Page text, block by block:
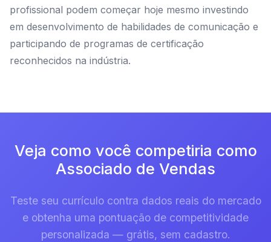
profissional podem começar hoje mesmo investindo
em desenvolvimento de habilidades de comunicação e
participando de programas de certificação
reconhecidos na indústria.
Veja como você competiria como
Associado de Vendas
Teste seu currículo contra dados reais do mercado
e obtenha uma pontuação de competitividade
personalizada — grátis, sem cadastro.